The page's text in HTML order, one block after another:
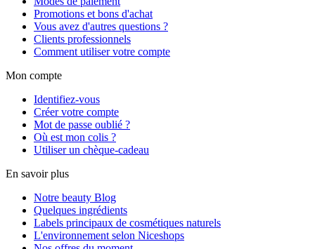
Promotions et bons d'achat
Vous avez d'autres questions ?
Clients professionnels
Comment utiliser votre compte
Mon compte
Identifiez-vous
Créer votre compte
Mot de passe oublié ?
Où est mon colis ?
Utiliser un chèque-cadeau
En savoir plus
Notre beauty Blog
Quelques ingrédients
Labels principaux de cosmétiques naturels
L'environnement selon Niceshops